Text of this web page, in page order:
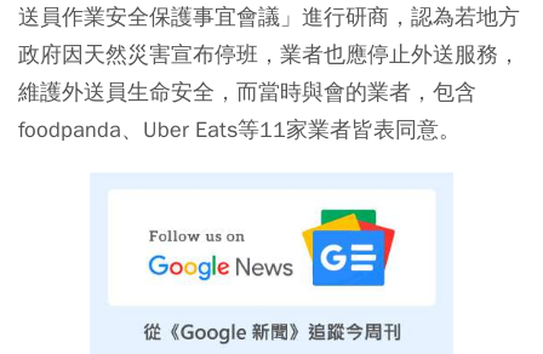
送員作業安全保護事宜會議」進行研商，認為若地方
政府因天然災害宣布停班，業者也應停止外送服務，
維護外送員生命安全，而當時與會的業者，包含
foodpanda、Uber Eats等11家業者皆表同意。